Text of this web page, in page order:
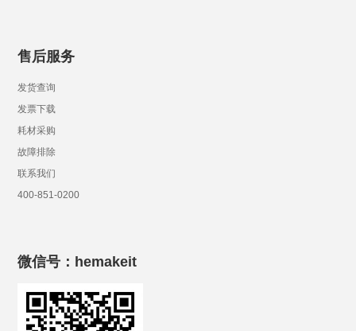
售后服务
发货查询
发票下载
耗材采购
故障排除
联系我们
400-851-0200
微信号：hemakeit